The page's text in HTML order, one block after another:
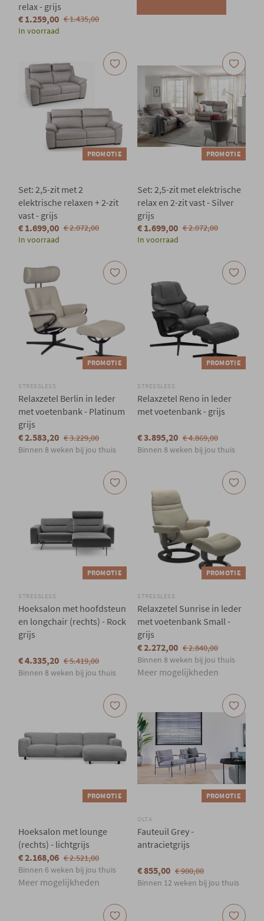
relax - grijs
€ 1.259,00 € 1.435,00
In voorraad
PROMOTIE
Set: 2,5-zit met 2
elektrische relaxen + 2-zit
vast - grijs
€ 1.699,00 € 2.072,00
In voorraad
PROMOTIE
Set: 2,5-zit met elektrische
relax en 2-zit vast - Silver
grijs
€ 1.699,00 € 2.072,00
In voorraad
PROMOTIE
STRESSLESS
Relaxzetel Berlin in leder
met voetenbank - Platinum
grijs
€ 2.583,20 € 3.229,00
Binnen 8 weken bij jou thuis
PROMOTIE
STRESSLESS
Relaxzetel Reno in leder
met voetenbank - grijs
€ 3.895,20 € 4.869,00
Binnen 8 weken bij jou thuis
PROMOTIE
STRESSLESS
Hoeksalon met hoofdsteun
en longchair (rechts) - Rock
grijs
€ 4.335,20 € 5.419,00
Binnen 8 weken bij jou thuis
PROMOTIE
STRESSLESS
Relaxzetel Sunrise in leder
met voetenbank Small -
grijs
€ 2.272,00 € 2.840,00
Binnen 8 weken bij jou thuis
Meer mogelijkheden
PROMOTIE
Hoeksalon met lounge
(rechts) - lichtgrijs
€ 2.168,06 € 2.521,00
Binnen 6 weken bij jou thuis
Meer mogelijkheden
PROMOTIE
OLTA
Fauteuil Grey -
antracietgrijs
€ 855,00 € 900,00
Binnen 12 weken bij jou thuis